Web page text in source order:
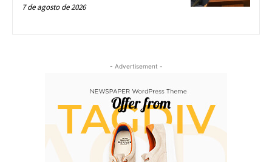
7 de agosto de 2026
- Advertisement -